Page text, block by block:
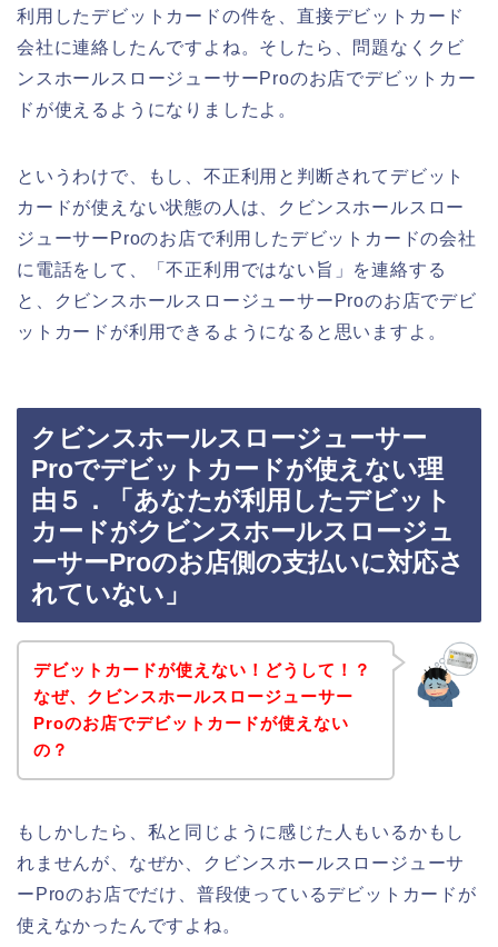
利用したデビットカードの件を、直接デビットカード
会社に連絡したんですよね。そしたら、問題なくクビ
ンスホールスロージューサーProのお店でデビットカー
ドが使えるようになりましたよ。
というわけで、もし、不正利用と判断されてデビット
カードが使えない状態の人は、クビンスホールスロー
ジューサーProのお店で利用したデビットカードの会社
に電話をして、「不正利用ではない旨」を連絡する
と、クビンスホールスロージューサーProのお店でデビ
ットカードが利用できるようになると思いますよ。
クビンスホールスロージューサー
Proでデビットカードが使えない理
由５．「あなたが利用したデビット
カードがクビンスホールスロージュ
ーサーProのお店側の支払いに対応さ
れていない」
デビットカードが使えない！どうして！？
なぜ、クビンスホールスロージューサー
Proのお店でデビットカードが使えない
の？
もしかしたら、私と同じように感じた人もいるかもし
れませんが、なぜか、クビンスホールスロージューサ
ーProのお店でだけ、普段使っているデビットカードが
使えなかったんですよね。